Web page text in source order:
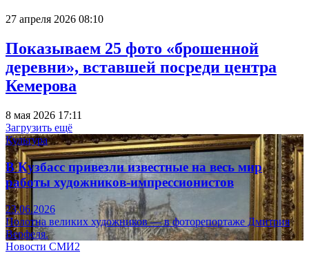
27 апреля 2026 08:10
Показываем 25 фото «брошенной
деревни», вставшей посреди центра
Кемерова
8 мая 2026 17:11
Загрузить ещё
Культура
В Кузбасс привезли известные на весь мир
работы художников-импрессионистов
23.06.2026
Полотна великих художников — в фоторепортаже Дмитрия
Верфеля.
Новости СМИ2